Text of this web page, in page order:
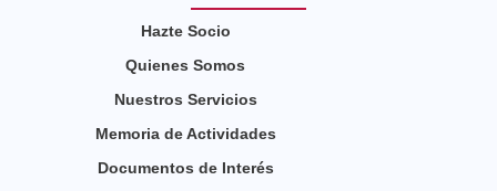
Hazte Socio
Quienes Somos
Nuestros Servicios
Memoria de Actividades
Documentos de Interés